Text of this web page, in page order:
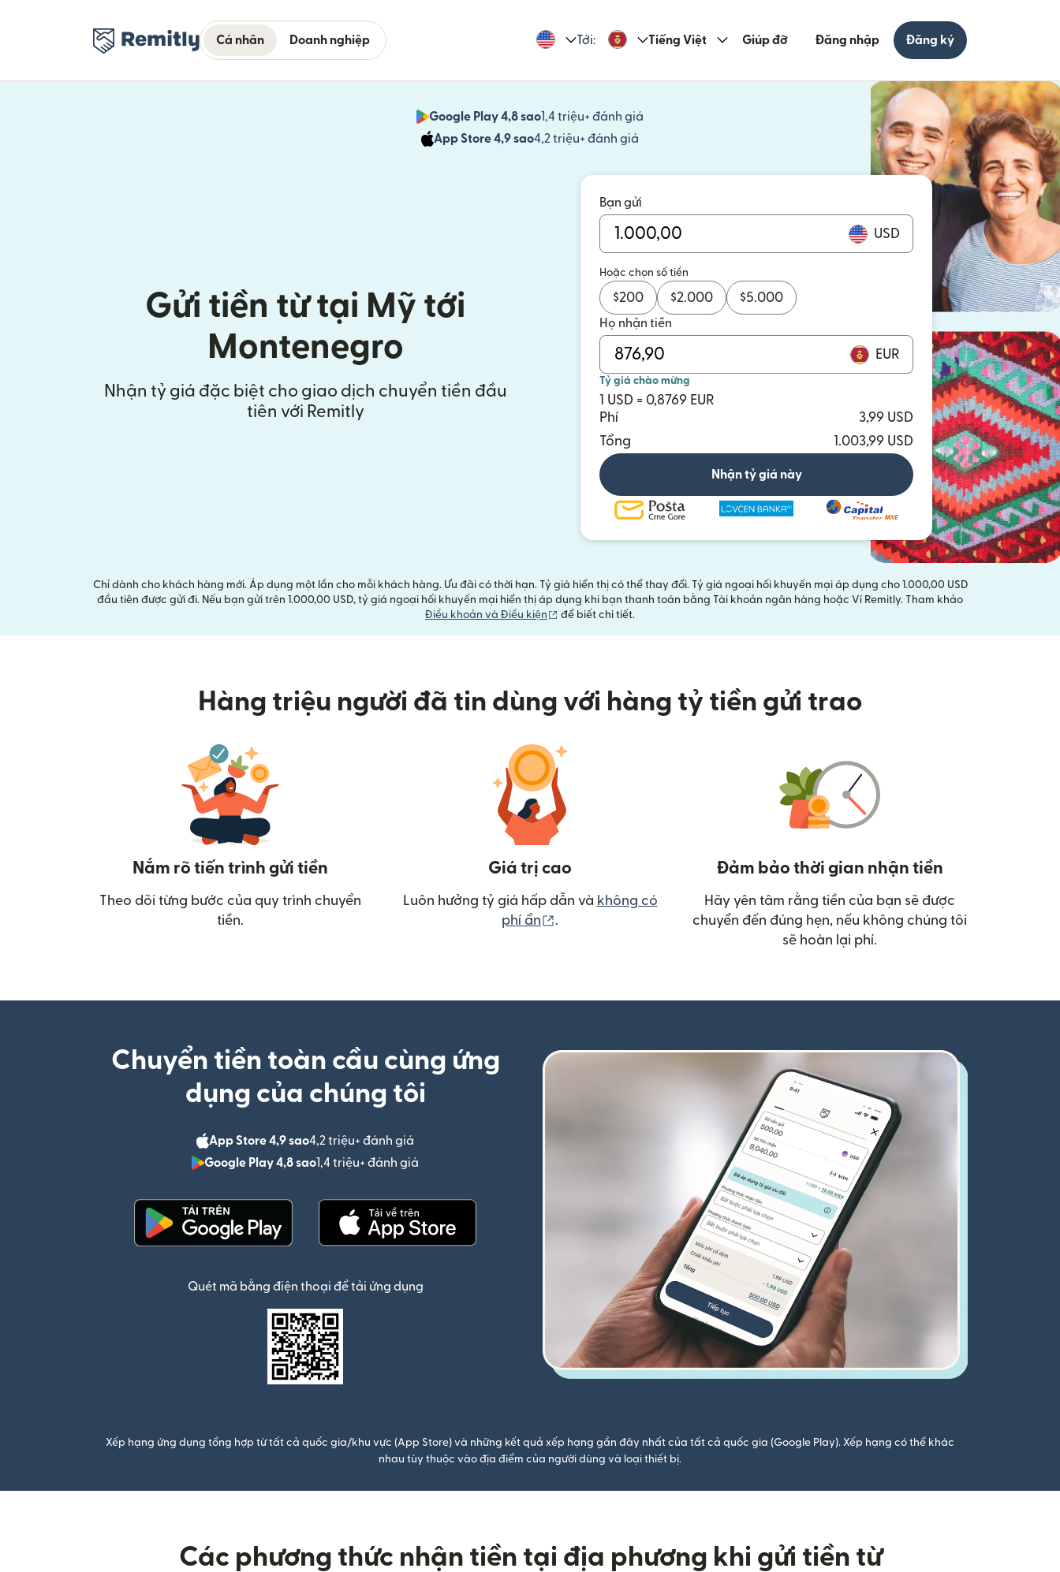
Cá nhân Doanh nghiệp Tới: Tiếng Việt Giúp đỡ Đăng nhập Đăng ký
Google Play 4,8 sao1,4 triệu+ đánh giá
App Store 4,9 sao4,2 triệu+ đánh giá
Gửi tiền từ tại Mỹ tới
Montenegro
Nhận tỷ giá đặc biệt cho giao dịch chuyển tiền đầu
tiên với Remitly
Bạn gửi
USD
Hoặc chọn số tiền
$200 $2.000 $5.000
Họ nhận tiền
EUR
Tỷ giá chào mừng
1 USD = 0,8769 EUR
Phí
3,99 USD
Tổng
1.003,99 USD
Nhận tỷ giá này
Chỉ dành cho khách hàng mới. Áp dụng một lần cho mỗi khách hàng. Ưu đãi có thời hạn. Tỷ giá hiển thị có thể thay đổi. Tỷ giá ngoại hối khuyến mại áp dụng cho 1.000,00 USD
đầu tiên được gửi đi. Nếu bạn gửi trên 1.000,00 USD, tỷ giá ngoại hối khuyến mại hiển thị áp dụng khi bạn thanh toán bằng Tài khoản ngân hàng hoặc Ví Remitly. Tham khảo
Điều khoản và Điều kiện
(mở trong cửa sổ mới)
để biết chi tiết.
Hàng triệu người đã tin dùng với hàng tỷ tiền gửi trao
Nắm rõ tiến trình gửi tiền
Theo dõi từng bước của quy trình chuyển
tiền.
Giá trị cao
Luôn hưởng tỷ giá hấp dẫn và không có
phí ẩn
(mở trong cửa sổ mới)
.
Đảm bảo thời gian nhận tiền
Hãy yên tâm rằng tiền của bạn sẽ được
chuyển đến đúng hẹn, nếu không chúng tôi
sẽ hoàn lại phí.
Chuyển tiền toàn cầu cùng ứng
dụng của chúng tôi
App Store 4,9 sao4,2 triệu+ đánh giá
Google Play 4,8 sao1,4 triệu+ đánh giá
Quét mã bằng điện thoại để tải ứng dụng
Xếp hạng ứng dụng tổng hợp từ tất cả quốc gia/khu vực (App Store) và những kết quả xếp hạng gần đây nhất của tất cả quốc gia (Google Play). Xếp hạng có thể khác
nhau tùy thuộc vào địa điểm của người dùng và loại thiết bị.
Các phương thức nhận tiền tại địa phương khi gửi tiền từ